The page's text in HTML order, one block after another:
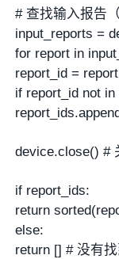
# 查找输入报告
input_reports =
for report in
report_id =
if report_id not in
device.close() #
if report_ids:
return
else:
return [] # 没有